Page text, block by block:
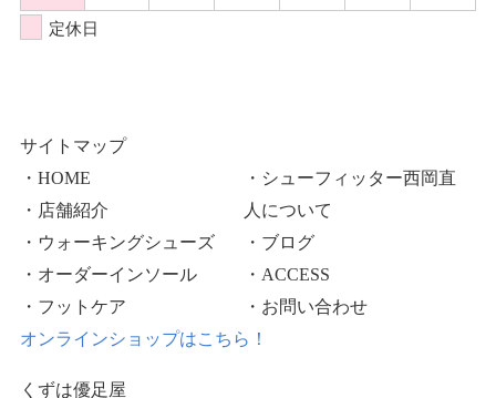
定休日
サイトマップ
・HOME
・店舗紹介
・ウォーキングシューズ
・オーダーインソール
・フットケア
・シューフィッター西岡直
人について
・ブログ
・ACCESS
・お問い合わせ
オンラインショップはこちら！
くずは優足屋